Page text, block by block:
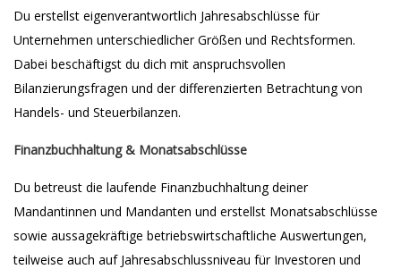
Du erstellst eigenverantwortlich Jahresabschlüsse für
Unternehmen unterschiedlicher Größen und Rechtsformen.
Dabei beschäftigst du dich mit anspruchsvollen
Bilanzierungsfragen und der differenzierten Betrachtung von
Handels- und Steuerbilanzen.
Finanzbuchhaltung & Monatsabschlüsse
Du betreust die laufende Finanzbuchhaltung deiner
Mandantinnen und Mandanten und erstellst Monatsabschlüsse
sowie aussagekräftige betriebswirtschaftliche Auswertungen,
teilweise auch auf Jahresabschlussniveau für Investoren und